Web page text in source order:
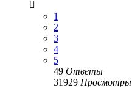
1
2
3
4
5
49 Ответы
31929 Просмотры